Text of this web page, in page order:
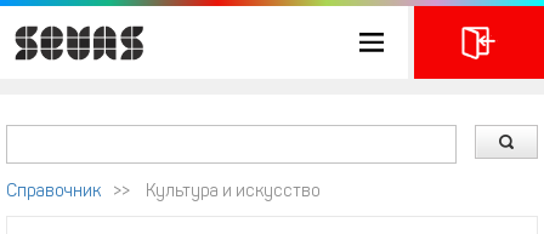
Справочник >> Культура и искусство